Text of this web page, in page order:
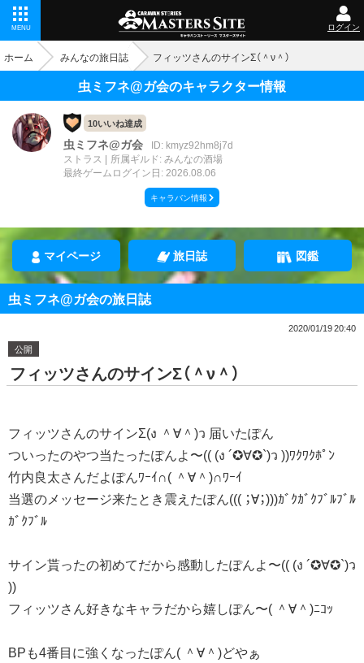
MENU ログイン
ホーム みんなの旅日誌 フィッツさんのサインΣ（＾ν＾）
虫ミフネ@ガ会のキャラクター情報
10いいね達成
虫ミフネ@ガ会
ID: kmyz92hm8j7d
ストラス
所属ギルド: みんなの酒場
最終ゲームログイン日: 2026.08.06
キャラバン情報
マイページ 旅日誌 図鑑
虫ミフネ@ガ会の旅日誌
2020/01/19 20:40
公開
フィッツさんのサインΣ（＾ν＾）
フィッツさんのサインΣ(ง ＾∀＾)ว 届いたぽん
ついったのやつ当たったぽんよ〜(( (ง ´✪∀✪`)ว ))ﾜｸﾜｸﾎﾟﾝ
竹内良太さんだよぽんﾜｰｲ∩( ＾∀＾)∩ﾜｰｲ
当選のメッセージ来たとき震えたぽん((( ；∀；)))ｶﾞｸｶﾞｸﾌﾞﾙﾌﾞﾙ
ｶﾞｸﾌﾞﾙ
サイン貰ったの初めてだから感動したぽんよ〜(( (ง ´✪∀✪`)ว
))
フィッツさん好きなキャラだから嬉しぽん〜( ＾∀＾)ﾆｺｯ
BPも4番目に強くなったぽん( ＾∀＾)どやぁ